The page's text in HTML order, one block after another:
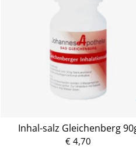
Inhal-salz Gleichenberg
€ 4,70